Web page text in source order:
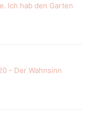
Ich hab den Garten
- Der Wahnsinn